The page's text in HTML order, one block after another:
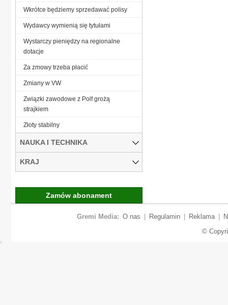
Wkrótce będziemy sprzedawać polisy
Wydawcy wymienią się tytułami
Wystarczy pieniędzy na regionalne
dotacje
Za zmowy trzeba płacić
Zmiany w VW
Związki zawodowe z Polf grożą
strajkiem
Złoty stabilny
NAUKA I TECHNIKA
KRAJ
Zamów abonament
Gremi Media: O nas Regulamin Reklama
©